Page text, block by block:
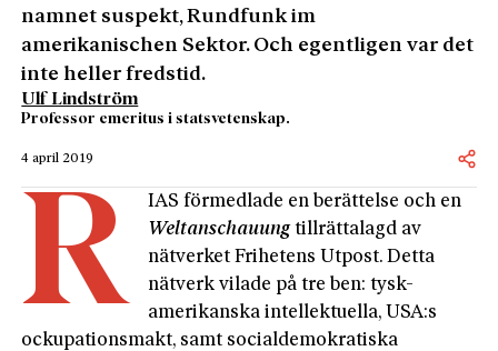
namnet suspekt, Rundfunk im
amerikanischen Sektor. Och egentligen var det
inte heller fredstid.
Ulf Lindström
Professor emeritus i statsvetenskap.
4 april 2019
R
IAS förmedlade en berättelse och en
Weltanschauungtillrättalagd av
nätverket Frihetens Utpost. Detta
nätverk vilade på tre ben: tysk-
amerikanska intellektuella, USA:s
ockupationsmakt, samt socialdemokratiska